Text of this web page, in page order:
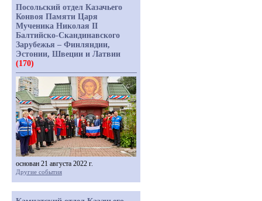
Посольский отдел Казачьего
Конвоя Памяти Царя
Мученика Николая II
Балтийско-Скандинавского
Зарубежья – Финляндии,
Эстонии, Швеции и Латвии
(170)
основан 21 августа 2022 г.
Другие события